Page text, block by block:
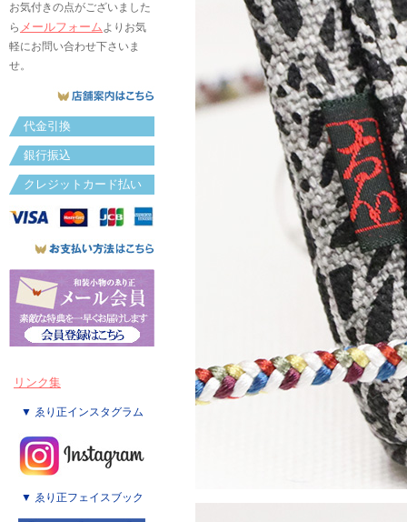
お気付きの点がございました
ら メールフォームよりお気
軽にお問い合わせ下さいま
せ。
代金引換
銀行振込
クレジットカード払い
リンク集
▼ ゑり正インスタグラム
▼ ゑり正フェイスブック